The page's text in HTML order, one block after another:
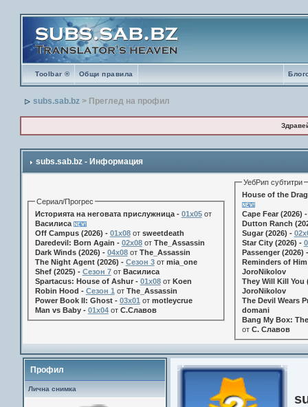
Toolbar ® Общи правила
subs.sab.bz > Преглед на профил
subs.sab.bz - Информация
Сериал/Прогрес
Историята на неговата прислужница - 01х05от
Василиса
Off Campus (2026) - 01x08от sweetdeath
Daredevil: Born Again - 02x08от The_Assassin
Dark Winds (2026) - 04x08от The_Assassin
The Night Agent (2026) - Сезон 3от mia_one
Shef (2025) - Сезон 7от Василиса
Spartacus: House of Ashur - 01x08от Koen
Robin Hood - Сезон 1 от The_Assassin
Power Book II: Ghost - 03x01 от motleycrue
Man vs Baby - 01x04от С.Славов
УебРип субтитри
House of the
Cape Fear (2026)
Dutton Ranch
Sugar (2026) -
Star City (2026) -
Passenger (2026)
Reminders of
JoroNikolov
They Will Kill You
JoroNikolov
The Devil Wears
domani
Bang My Box:
от С. Славов
Профил
Лична снимка